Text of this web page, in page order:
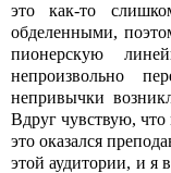
это как-то
обделенными,
пионерскую
непроизвольно
непривычки
Вдруг чувствую, что
это оказался
этой аудитории, и я